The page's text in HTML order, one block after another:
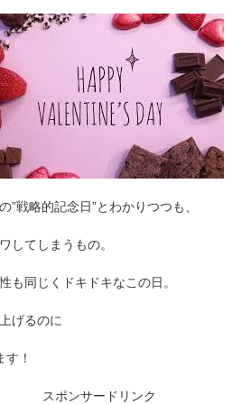
戦略的記念日”とわかりつつも、
してしまうもの。
も同じくドキドキなこの日。
げるのに
！
スポンサードリンク